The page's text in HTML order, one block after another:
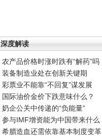
深度解读
农产品价格时涨时跌有“解药”吗
装备制造业处在创新关键期
彩票业不能靠“不回复”谋发展
国际油价金价下跌意味什么？
奶企公关中传递的“负能量”
参与IMF增资能为中国带来什么
希腊造血还需依靠基本制度变革